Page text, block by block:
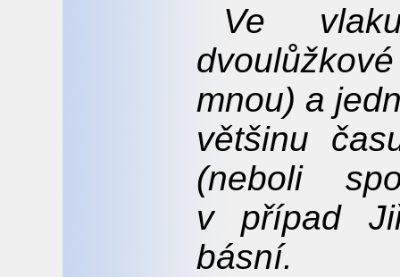
Ve
mnou) a
většinu
(neboli
v případ
básní.